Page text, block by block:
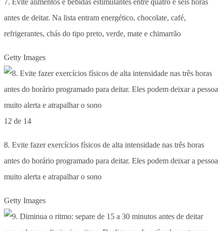
antes de deitar. Na lista entram energético, chocolate, café,
refrigerantes, chás do tipo preto, verde, mate e chimarrão
Getty Images
12 de 14
8. Evite fazer exercícios físicos de alta intensidade nas três horas
antes do horário programado para deitar. Eles podem deixar a pessoa
muito alerta e atrapalhar o sono
Getty Images